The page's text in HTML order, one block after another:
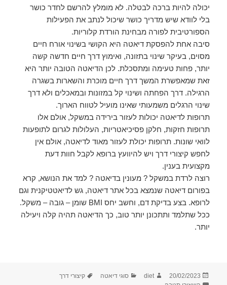
יכולה להיות ברכה לבטלה. לא מומלץ להרשם לחדר כושר
בלי לוודא שיש מדריך כושר שיכול לנתב את הפעילות
הספורטיבית לפורה מבחינת הורדת קלוריות.
סיבה אחת להפסקת דיאטה היא הקושי בשינוי אורח חיים
מסוים, בעיקר שינוי בתזונה, ואימוץ דרך חיים חדשה קשה
יותר, פחות טעימה ומתסכלת. לכן הדיאטה הטובה יותר היא
זאת שמאפשרת המשך דרך חיים מוכרת והשארות בשגרה
הרגילה. דרך הפחתה ושינוי קל במזונות ובמאכלים ולא דרך
שינוי הרגלים משמעותי שאינו מועיל לטווח הארוך.
תרופות לדיאטה יכולות לעזור בירידה במשקל, אולם אלו
תרופות חזקות, חלקן פסיכיאטריות, העלולות לגרום לתופעות
לוואי שונות. תרופות יכולת לעזור מאוד לדיאטה, אולם אין
לחפש קיצורי דרך ויש להיוועץ ברופא לקבל חוות דעת
מקצועית בענין.
רוצה לרדת במשקל ? מעונין בדיאטה ? למד את הנושא, קרא
בפורום דיאטה שנמצא בכל אתר דיאטה, גש לדיאטטיקנית וגם
לרופא. בצע בדיקת דם, וחשב יחס BMI שומן – גובה – משקל.
ככל שתלמד ותתכונן יותר טוב, כך הדיאטה תהיה קלה ויעילה
יותר.
פורסם
20/02/2023 מחבר
diet קטגוריות
סוגי דיאטה תגיות
קיצורי דרך